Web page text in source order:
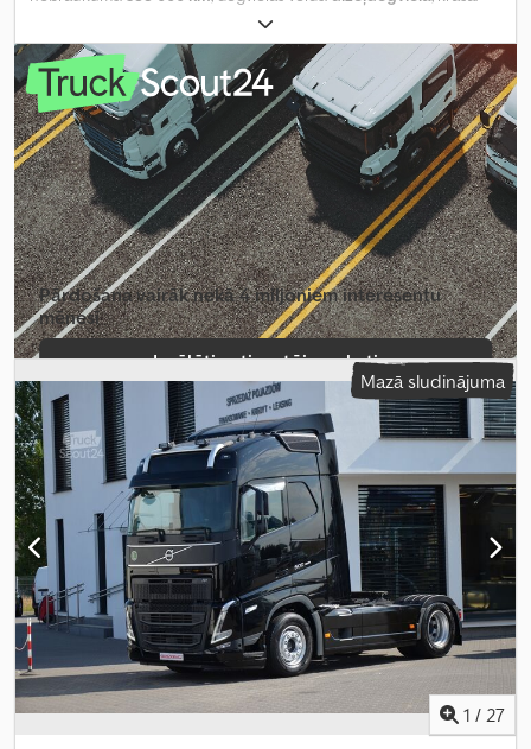
Pārdošana vairāk nekā 4 miljoniem interesentu
mēnesī
Izvēlēties tirgotāja paketi
Izveidot atsevišķu sludinājumu
Mazā sludinājuma
1 / 27